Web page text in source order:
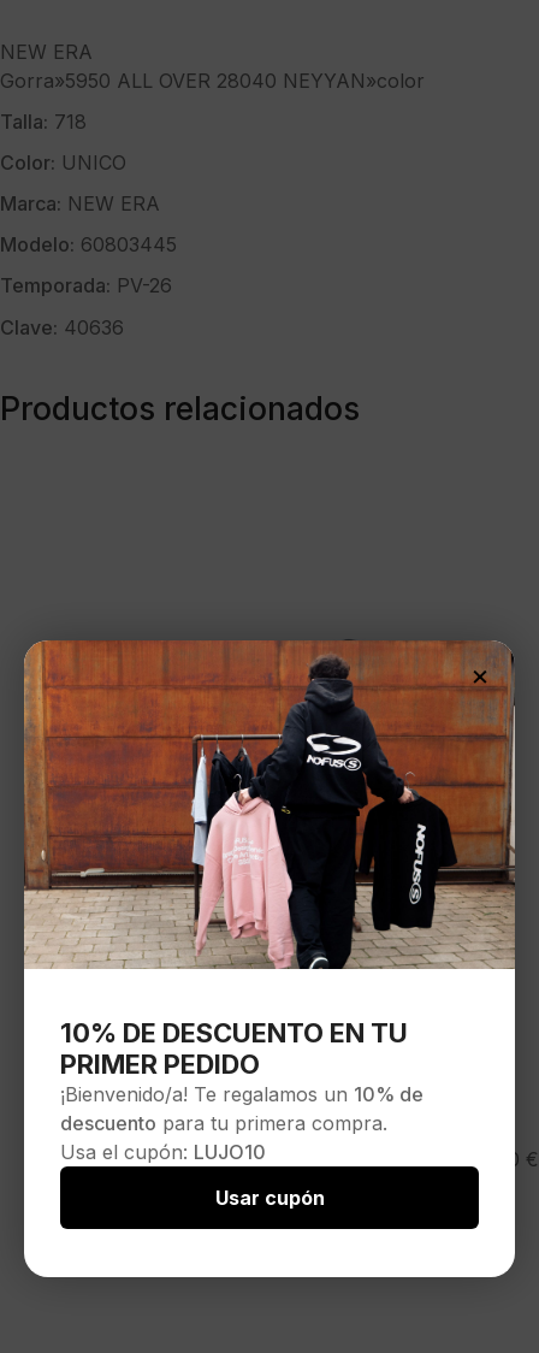
NEW ERA
Gorra»5950 ALL OVER 28040 NEYYAN»color
Talla: 718
Color: UNICO
Marca: NEW ERA
Modelo: 60803445
Temporada: PV-26
Clave: 40636
Productos relacionados
NEW ERA
Gorra»WORDMARK SUEDE EFRAME
Seleccionar opciones
35,00 €
×
10% DE DESCUENTO EN TU
PRIMER PEDIDO
¡Bienvenido/a! Te regalamos un 10% de
descuento para tu primera compra.
Usa el cupón: LUJO10
Usar cupón